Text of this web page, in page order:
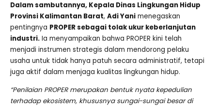
Dalam sambutannya, Kepala Dinas Lingkungan Hidup
Provinsi Kalimantan Barat, Adi Yani menegaskan
pentingnya PROPER sebagai tolak ukur keberlanjutan
industri. Ia menyampaikan bahwa PROPER kini telah
menjadi instrumen strategis dalam mendorong pelaku
usaha untuk tidak hanya patuh secara administratif, tetapi
juga aktif dalam menjaga kualitas lingkungan hidup.
“Penilaian PROPER merupakan bentuk nyata kepedulian
terhadap ekosistem, khususnya sungai-sungai besar di